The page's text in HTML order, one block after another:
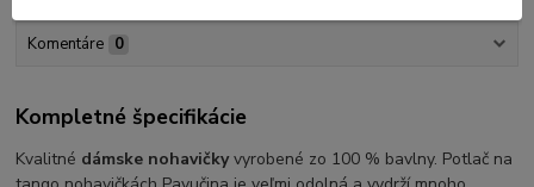
Komentáre 0
Kompletné špecifikácie
Kvalitné dámske nohavičkyvyrobené zo 100 % bavlny. Potlač na